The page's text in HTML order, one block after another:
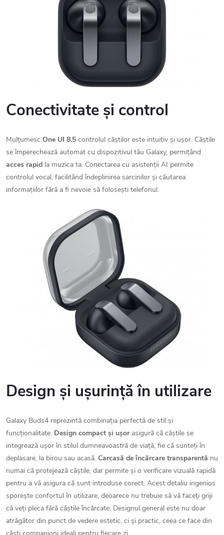
Conectivitate și control
Mulţumesc One UI 8.5 controlul căștilor este intuitiv și ușor. Căștile
se împerechează automat cu dispozitivul tău Galaxy, permițând
acces rapid la muzica ta. Conectarea cu asistenții AI permite
controlul vocal, facilitând îndeplinirea sarcinilor și căutarea
informațiilor fără a fi nevoie să folosești telefonul.
Design și ușurință în utilizare
Galaxy Buds4 reprezintă combinația perfectă de stil și
funcționalitate. Design compact și ușor asigură că căștile se
integrează ușor în stilul dumneavoastră de viață, fie că sunteți în
deplasare, la birou sau acasă. Carcasă de încărcare transparentă nu
numai că protejează căștile, dar permite și o verificare vizuală rapidă
pentru a vă asigura că sunt introduse corect. Acest detaliu ingenios
sporește confortul în utilizare, deoarece nu trebuie să vă faceți griji
că veți pleca fără căștile încărcate. Designul general este nu doar
atrăgător din punct de vedere estetic, ci și practic, ceea ce face din